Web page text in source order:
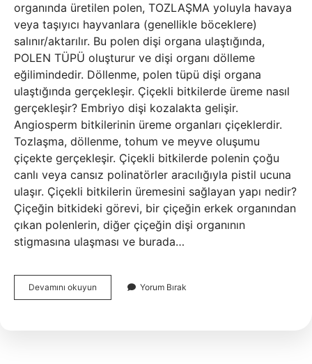
organında üretilen polen, TOZLAŞMA yoluyla havaya
veya taşıyıcı hayvanlara (genellikle böceklere)
salınır/aktarılır. Bu polen dişi organa ulaştığında,
POLEN TÜPÜ oluşturur ve dişi organı dölleme
eğilimindedir. Döllenme, polen tüpü dişi organa
ulaştığında gerçekleşir. Çiçekli bitkilerde üreme nasıl
gerçekleşir? Embriyo dişi kozalakta gelişir.
Angiosperm bitkilerinin üreme organları çiçeklerdir.
Tozlaşma, döllenme, tohum ve meyve oluşumu
çiçekte gerçekleşir. Çiçekli bitkilerde polenin çoğu
canlı veya cansız polinatörler aracılığıyla pistil ucuna
ulaşır. Çiçekli bitkilerin üremesini sağlayan yapı nedir?
Çiçeğin bitkideki görevi, bir çiçeğin erkek organından
çıkan polenlerin, diğer çiçeğin dişi organının
stigmasına ulaşması ve burada…
Devamını okuyun
Bir
Yorum Bırak